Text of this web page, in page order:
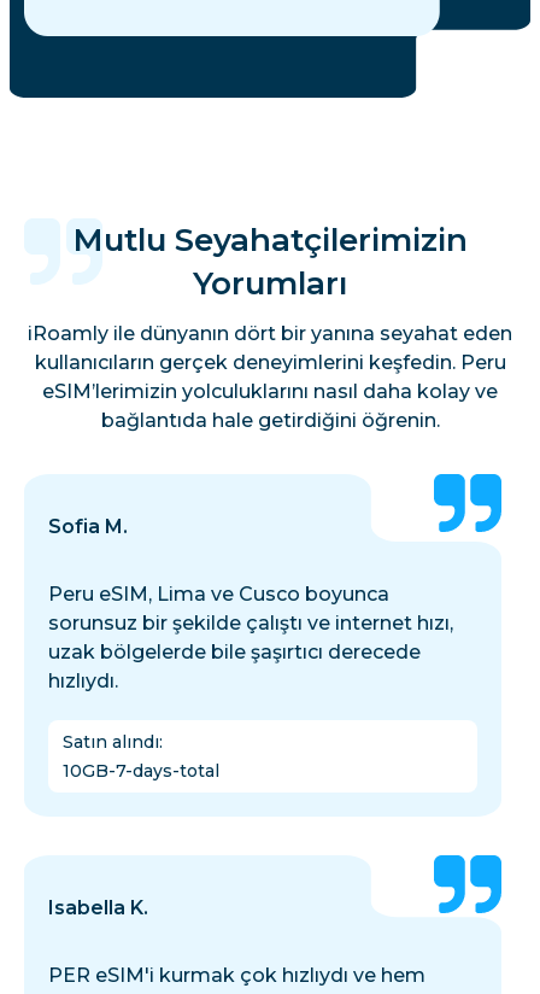
Mutlu Seyahatçilerimizin
Yorumları
iRoamly ile dünyanın dört bir yanına seyahat eden
kullanıcıların gerçek deneyimlerini keşfedin. Peru
eSIM’lerimizin yolculuklarını nasıl daha kolay ve
bağlantıda hale getirdiğini öğrenin.
Sofia M.
Peru eSIM, Lima ve Cusco boyunca
sorunsuz bir şekilde çalıştı ve internet hızı,
uzak bölgelerde bile şaşırtıcı derecede
hızlıydı.
Satın alındı:
10GB-7-days-total
Isabella K.
PER eSIM'i kurmak çok hızlıydı ve hem